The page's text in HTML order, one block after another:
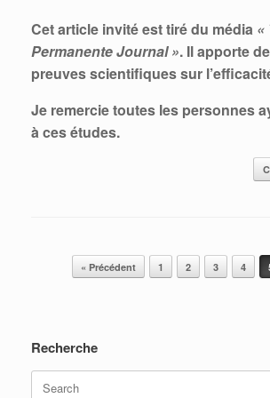
Cet article invité est tiré du média «
Permanente Journal ». Il apporte
preuves scientifiques sur
Je remercie toutes les personnes
à ces études.
Post navigation
« Précédent 1 2 3 4
Recherche
Search